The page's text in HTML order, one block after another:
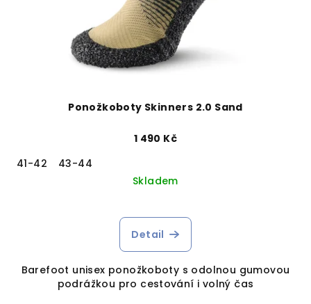
Ponožkoboty Skinners 2.0 Sand
1 490 Kč
41-42
43-44
Skladem
Detail
Barefoot unisex ponožkoboty s odolnou gumovou
podrážkou pro cestování i volný čas